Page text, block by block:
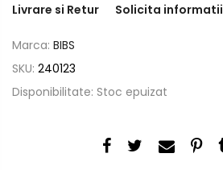
Livrare si Retur Solicita informatii
Marca: BIBS
SKU: 240123
Disponibilitate: Stoc epuizat